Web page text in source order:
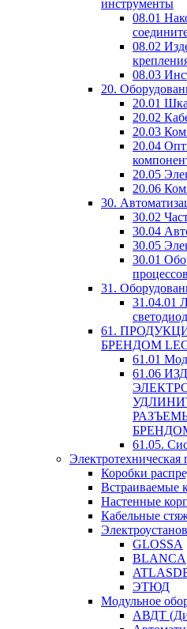
инструменты
08.01
08.02
08.03
20.
20.01
20.02
20.03
20.04
20.05
20.06
30.
30.02
30.04
30.05
30.01
процессов
31.
31.04.01
61.
БРЕНДОМ
61.01
61.06
61.05.
Коробки
Встраиваемые
Настенные
Кабельные
GLOSSA
BLANCA
ЭТЮД
Модульное
АВДТ